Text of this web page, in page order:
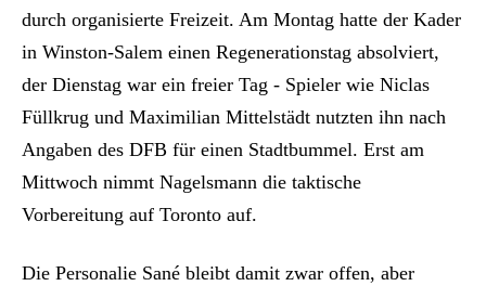
durch organisierte Freizeit. Am Montag hatte der Kader
in Winston-Salem einen Regenerationstag absolviert,
der Dienstag war ein freier Tag - Spieler wie Niclas
Füllkrug und Maximilian Mittelstädt nutzten ihn nach
Angaben des DFB für einen Stadtbummel. Erst am
Mittwoch nimmt Nagelsmann die taktische
Vorbereitung auf Toronto auf.
Die Personalie Sané bleibt damit zwar offen, aber